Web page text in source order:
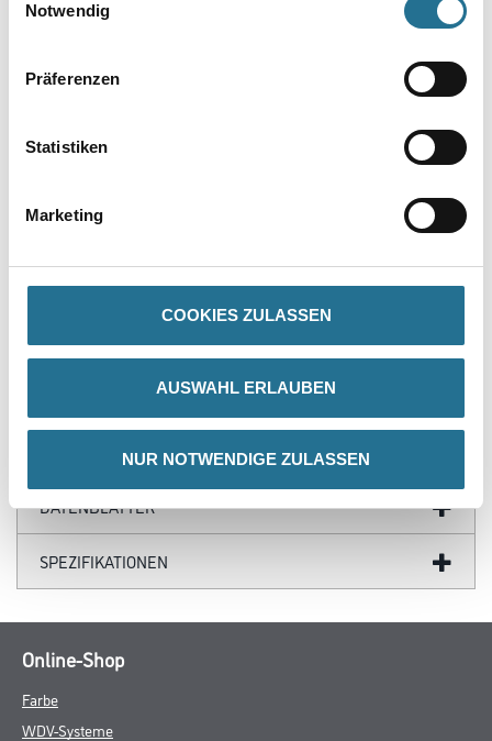
Notwendig
Präferenzen
Statistiken
Marketing
COOKIES ZULASSEN
AUSWAHL ERLAUBEN
NUR NOTWENDIGE ZULASSEN
Produkteigenschaft
- Zum Abtönen fast aller Materialien
GEFAHRENHINWEISE
DATENBLÄTTER
SPEZIFIKATIONEN
Online-Shop
Farbe
WDV-Systeme